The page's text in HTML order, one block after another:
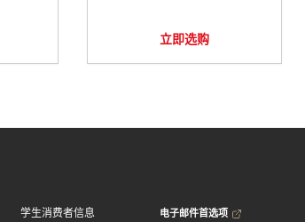
立即选购
学生消费者信息
电子邮件首选项